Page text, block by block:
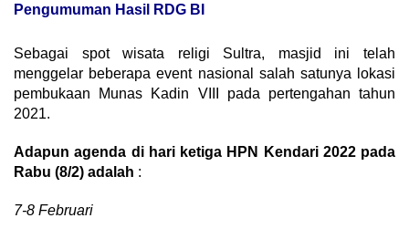
Pengumuman Hasil RDG BI
Sebagai spot wisata religi Sultra, masjid ini telah
menggelar beberapa event nasional salah satunya lokasi
pembukaan Munas Kadin VIII pada pertengahan tahun
2021.
Adapun agenda di hari ketiga HPN Kendari 2022 pada
Rabu (8/2) adalah :
7-8 Februari